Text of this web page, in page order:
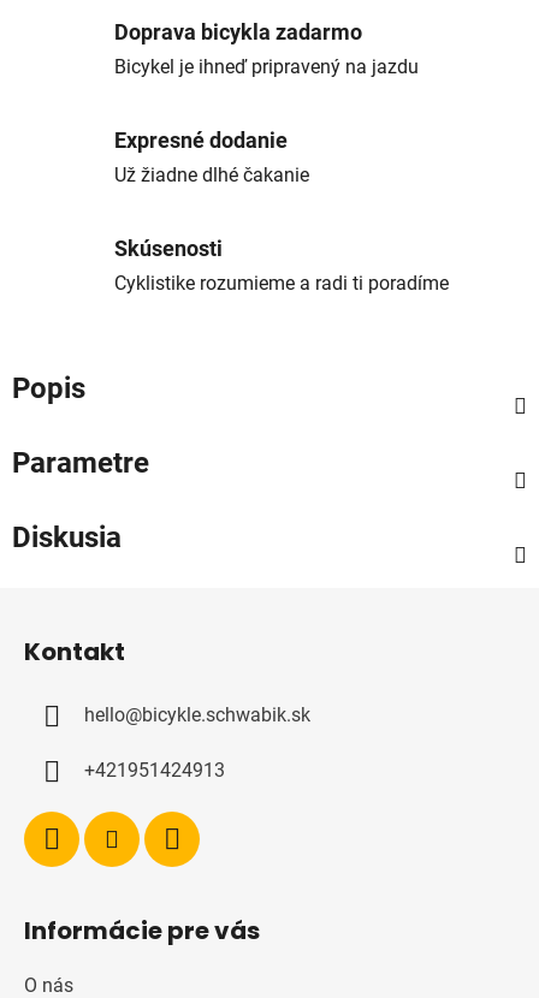
Doprava bicykla zadarmo
Bicykel je ihneď pripravený na jazdu
Expresné dodanie
Už žiadne dlhé čakanie
Skúsenosti
Cyklistike rozumieme a radi ti poradíme
Popis
Parametre
Diskusia
Kontakt
hello@bicykle.schwabik.sk
+421951424913
Informácie pre vás
O nás